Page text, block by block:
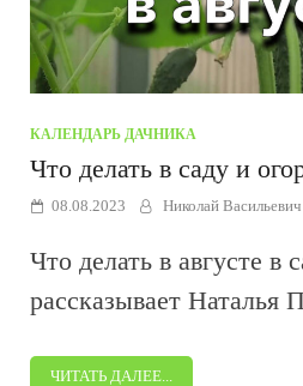
КАЛЕНДАРЬ ДАЧНИКА
Что делать в саду и
08.08.2023 Николай Васильевич
Что делать в августе в
рассказывает Наталья
ЧИТАТЬ ДАЛЕЕ...